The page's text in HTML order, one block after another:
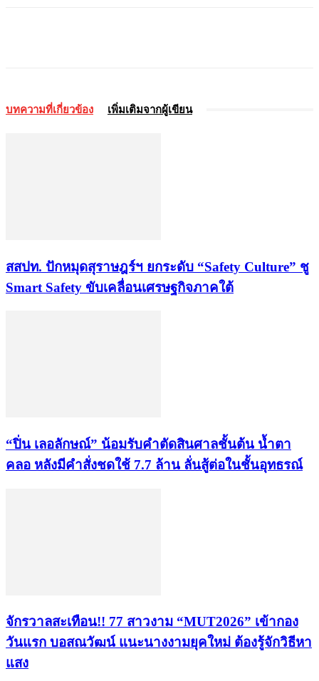
บทความที่เกี่ยวข้อง เพิ่มเติมจากผู้เขียน
สสปท. ปักหมุดสุราษฎร์ฯ ยกระดับ “Safety Culture” ชู
Smart Safety ขับเคลื่อนเศรษฐกิจภาคใต้
“ปิ่น เลอลักษณ์” น้อมรับคำตัดสินศาลชั้นต้น น้ำตา
คลอ หลังมีคำสั่งชดใช้ 7.7 ล้าน ลั่นสู้ต่อในชั้นอุทธรณ์
จักรวาลสะเทือน!! 77 สาวงาม “MUT2026” เข้ากอง
วันแรก บอสณวัฒน์ แนะนางงามยุคใหม่ ต้องรู้จักวิธีหา
แสง